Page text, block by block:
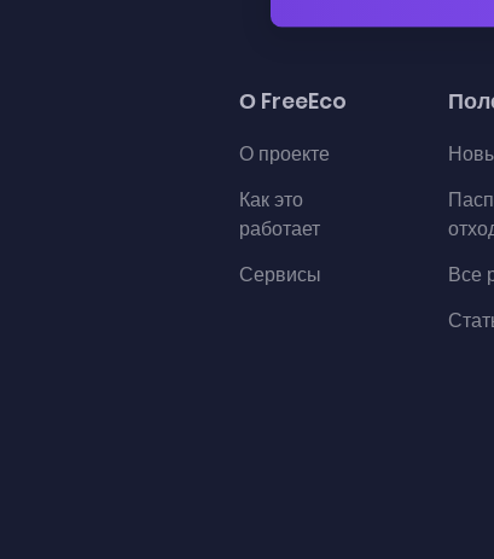
О FreeEco
О проекте
Как это
работает
Сервисы
Все